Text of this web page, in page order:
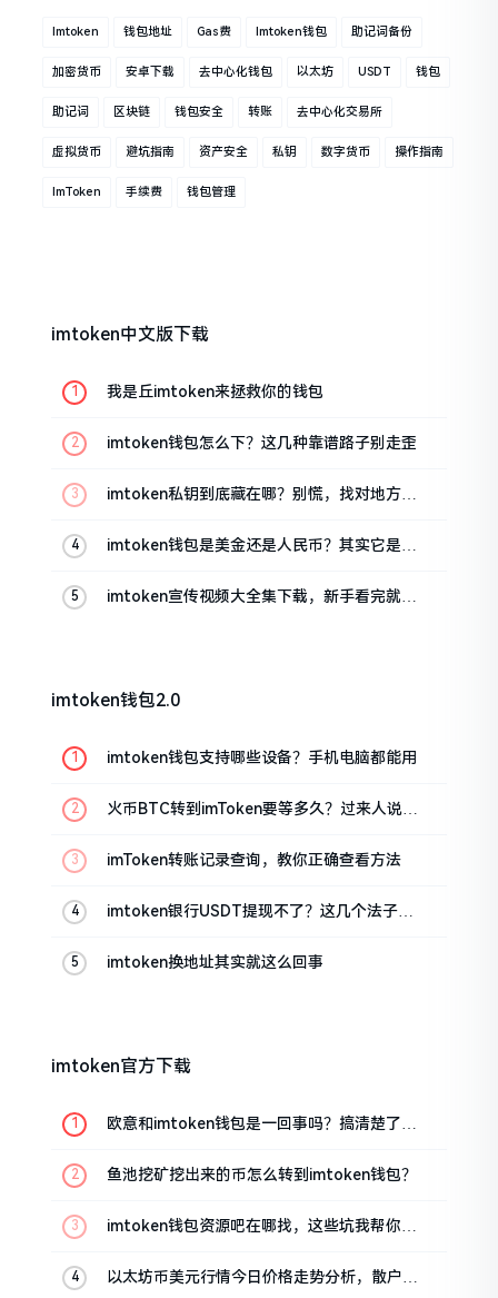
Imtoken 钱包地址 Gas费 Imtoken钱包 助记词备份
加密货币 安卓下载 去中心化钱包 以太坊 USDT 钱包
助记词 区块链 钱包安全 转账 去中心化交易所
虚拟货币 避坑指南 资产安全 私钥 数字货币 操作指南
ImToken 手续费 钱包管理
imtoken中文版下载
我是丘imtoken来拯救你的钱包
imtoken钱包怎么下？这几种靠谱路子别走歪
imtoken私钥到底藏在哪？别慌，找对地方才
imtoken钱包是美金还是人民币？其实它是个
imtoken宣传视频大全集下载，新手看完就懂
imtoken钱包2.0
imtoken钱包支持哪些设备？手机电脑都能用
火币BTC转到imToken要等多久？过来人说说
imToken转账记录查询，教你正确查看方法
imtoken银行USDT提现不了？这几个法子能
imtoken换地址其实就这么回事
imtoken官方下载
欧意和imtoken钱包是一回事吗？搞清楚了再
鱼池挖矿挖出来的币怎么转到imtoken钱包？
imtoken钱包资源吧在哪找，这些坑我帮你趟
以太坊币美元行情今日价格走势分析，散户如